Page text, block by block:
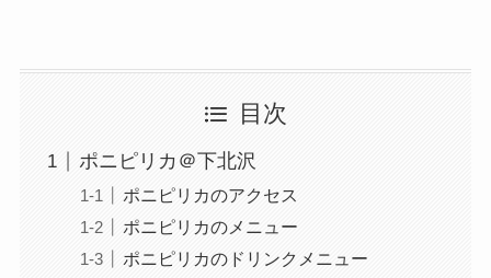
目次
ポニピリカ＠下北沢
ポニピリカのアクセス
ポニピリカのメニュー
ポニピリカのドリンクメニュー